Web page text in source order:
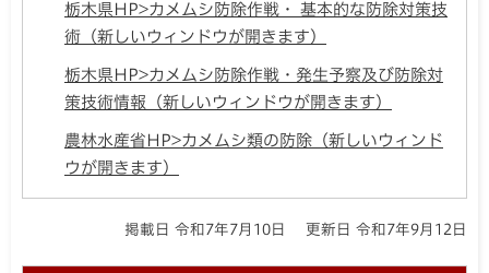
栃木県HP>カメムシ防除作戦・ 基本的な防除対策技
術（新しいウィンドウが開きます）
栃木県HP>カメムシ防除作戦・発生予察及び防除対
策技術情報（新しいウィンドウが開きます）
農林水産省HP>カメムシ類の防除（新しいウィンド
ウが開きます）
掲載日 令和7年7月10日 更新日 令和7年9月12日